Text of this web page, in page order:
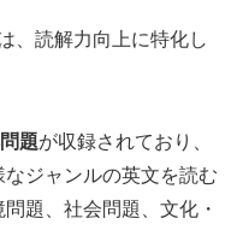
、読解力向上に特化し
題が収録されており、
ジャンルの英文を読む
題、社会問題、文化・